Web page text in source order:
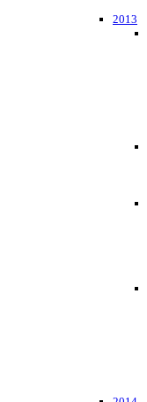
2013